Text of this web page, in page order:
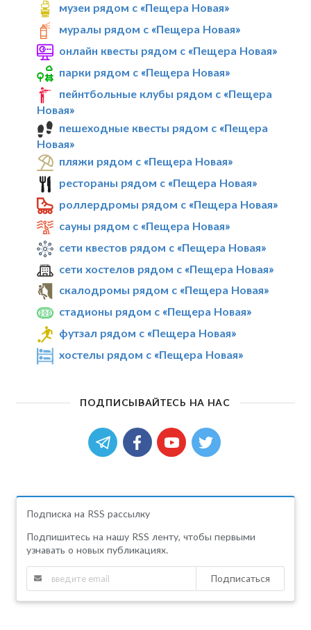
музеи рядом с «Пещера Новая»
муралы рядом с «Пещера Новая»
онлайн квесты рядом с «Пещера Новая»
парки рядом с «Пещера Новая»
пейнтбольные клубы рядом с «Пещера
Новая»
пешеходные квесты рядом с «Пещера
Новая»
пляжи рядом с «Пещера Новая»
рестораны рядом с «Пещера Новая»
роллердромы рядом с «Пещера Новая»
сауны рядом с «Пещера Новая»
сети квестов рядом с «Пещера Новая»
сети хостелов рядом с «Пещера Новая»
скалодромы рядом с «Пещера Новая»
стадионы рядом с «Пещера Новая»
футзал рядом с «Пещера Новая»
хостелы рядом с «Пещера Новая»
ПОДПИСЫВАЙТЕСЬ НА НАС
Подписка на RSS рассылку
Подпишитесь на нашу RSS ленту, чтобы первыми
узнавать о новых публикациях.
Подписаться